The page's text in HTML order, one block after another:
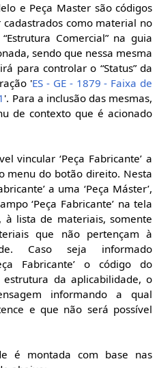
e Peça Master são códigos
como material no
Comercial” na guia
sendo que nessa mesma
para controlar o “Status” da
'ES - GE - 1879 - Faixa de
'. Para a inclusão das mesmas,
de contexto que é acionado
vincular ‘Peça Fabricante’ a
menu do botão direito. Nesta
a uma ‘Peça Máster’,
‘Peça Fabricante’ na tela
à lista de materiais, somente
que não pertençam à
Caso seja informado
Fabricante’ o código do
da aplicabilidade, o
informando a qual
e que não será possível
é montada com base nas